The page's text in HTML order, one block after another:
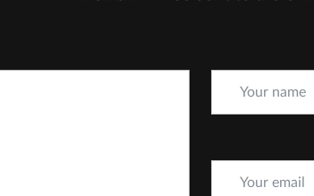
Your name
Your email